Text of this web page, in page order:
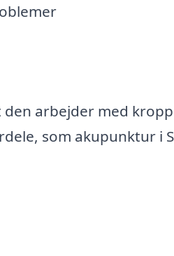
arbejder med
som akupunktur i